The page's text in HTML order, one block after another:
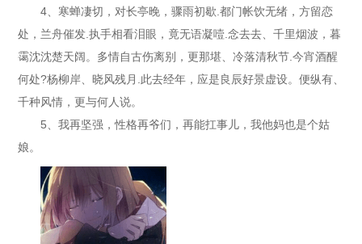
4、寒蝉凄切，对长亭晚，骤雨初歇.都门帐饮无绪，方留恋
处，兰舟催发.执手相看泪眼，竟无语凝噎.念去去、千里烟波，暮
霭沈沈楚天阔。多情自古伤离别，更那堪、冷落清秋节.今宵酒醒
何处?杨柳岸、晓风残月.此去经年，应是良辰好景虚设。便纵有、
千种风情，更与何人说。
5、我再坚强，性格再爷们，再能扛事儿，我他妈也是个姑
娘。